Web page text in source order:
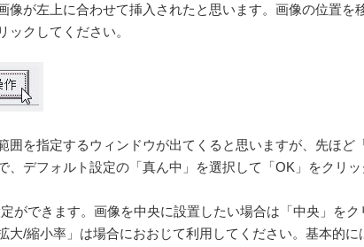
像が左上に合わせて挿入されたと思います。画像の位置を
ックしてください。
囲を指定するウィンドウが出てくると思いますが、先ほど
、デフォルト設定の「真ん中」を選択して「OK」をクリッ
ができます。画像を中央に設置したい場合は「中央」を
大/縮小率」は場合におおじて利用してください。基本的に